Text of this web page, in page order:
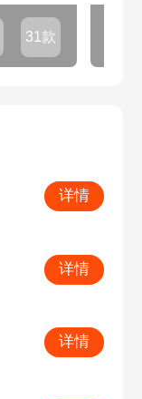
31款
详情
详情
详情